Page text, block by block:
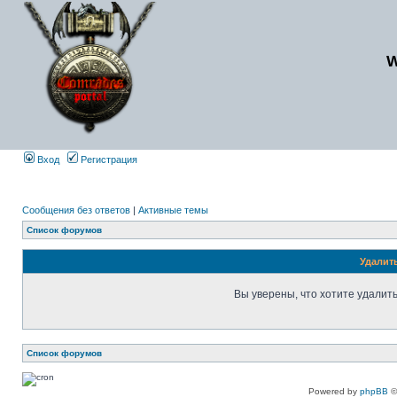
Вход Регистрация
Сообщения без ответов | Активные темы
Список форумов
Вы уверены, что хотите
Список форумов
Powered by phpBB